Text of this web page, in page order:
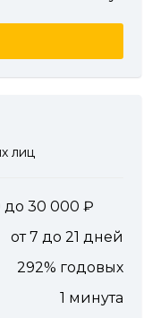
лиц
до 30 000
от 7 до 21 дней
292% годовых
1 минута